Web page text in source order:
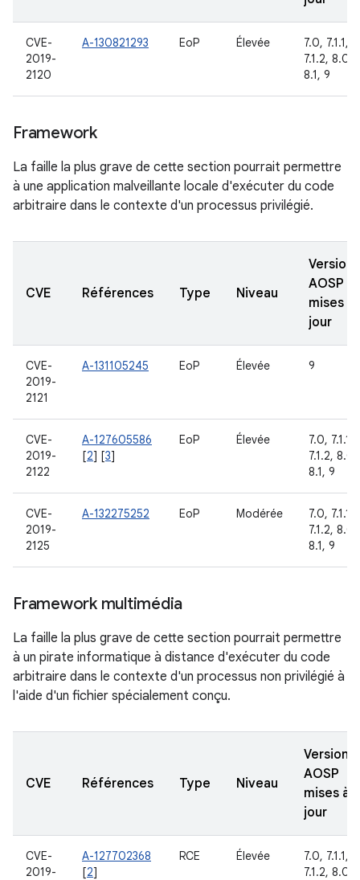
CVE-
2019-
2120
A-130821293 EoP Élevée
7.0, 7.1.1,
7.1.2, 8.0,
8.1, 9
Framework
La faille la plus grave de cette section pourrait permettre
à une application malveillante locale d'exécuter du code
arbitraire dans le contexte d'un processus privilégié.
CVE Références Type Niveau
Versions
AOSP
mises à
jour
CVE-
2019-
2121
A-131105245 EoP Élevée 9
CVE-
2019-
2122
A-127605586
[2] [3]
EoP Élevée
7.0, 7.1.1,
7.1.2, 8.0,
8.1, 9
CVE-
2019-
2125
A-132275252 EoP Modérée
7.0, 7.1.1,
7.1.2, 8.0,
8.1, 9
Framework multimédia
La faille la plus grave de cette section pourrait permettre
à un pirate informatique à distance d'exécuter du code
arbitraire dans le contexte d'un processus non privilégié à
l'aide d'un fichier spécialement conçu.
CVE Références Type Niveau
Versions
AOSP
mises à
jour
CVE-
2019-
A-127702368
[2]
RCE Élevée
7.0, 7.1.1,
7.1.2, 8.0,